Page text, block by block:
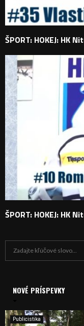
ŠPORT: HOKEJ: HK
ŠPORT: HOKEJ: HK
i
e
NOVÉ PRÍSPEVKY
Publicistika